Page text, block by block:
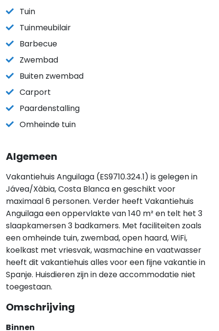
Tuin
Tuinmeubilair
Barbecue
Zwembad
Buiten zwembad
Carport
Paardenstalling
Omheinde tuin
Algemeen
Vakantiehuis Anguilaga (ES9710.324.1) is gelegen in
Jávea/Xàbia, Costa Blanca en geschikt voor
maximaal 6 personen. Verder heeft Vakantiehuis
Anguilaga een oppervlakte van 140 m² en telt het 3
slaapkamersen 3 badkamers. Met faciliteiten zoals
een omheinde tuin, zwembad, open haard, WiFi,
koelkast met vriesvak, wasmachine en vaatwasser
heeft dit vakantiehuis alles voor een fijne vakantie in
Spanje. Huisdieren zijn in deze accommodatie niet
toegestaan.
Omschrijving
Binnen